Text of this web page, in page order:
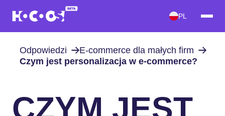
PL
Odpowiedzi
E-commerce dla małych firm
Czym jest personalizacja w e-commerce?
CZYM JEST